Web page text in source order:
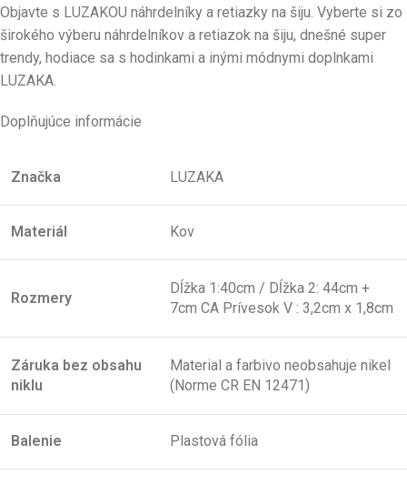
Objavte s LUZAKOU náhrdelníky a retiazky na šiju. Vyberte si zo
širokého výberu náhrdelníkov a retiazok na šiju, dnešné super
trendy, hodiace sa s hodinkami a inými módnymi doplnkami
LUZAKA.
Doplňujúce informácie
Značka LUZAKA
Materiál Kov
Rozmery
Dĺžka 1:40cm / Dĺžka 2: 44cm +
7cm CA Prívesok V : 3,2cm x 1,8cm
Záruka bez obsahu
niklu
Material a farbivo neobsahuje nikel
(Norme CR EN 12471)
Balenie Plastová fólia